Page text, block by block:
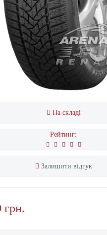
На складі
Рейтинг:
Залишити відгук
грн.